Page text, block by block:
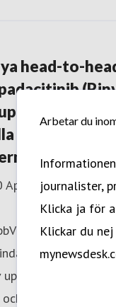
Arbetar du
journalister,
Klicka ja för
Klickar du
head-to-
sekundära
April 2024 08:00
meddelar
fas IIIb/IV-
upadacitinib samt
och äldre) med